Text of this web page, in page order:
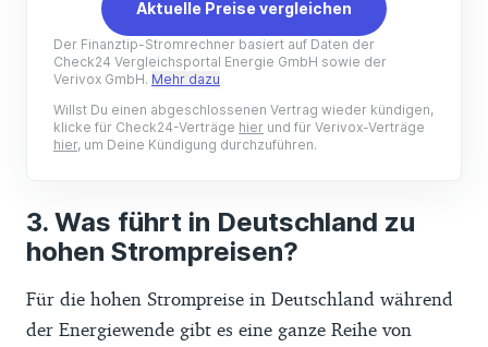
Was führt in Deutschland zu
hohen Strompreisen?
Für die hohen Strompreise in Deutschland während
der Energiewende gibt es eine ganze Reihe von